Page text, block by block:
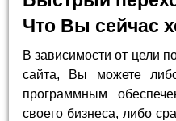
Что Вы сейчас
В зависимости от цели
сайта, Вы можете
программным
своего бизнеса, либо